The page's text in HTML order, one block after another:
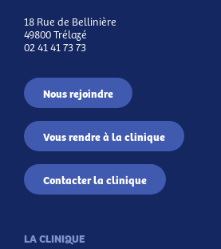
18 Rue de Bellinière
49800 Trélazé
02 41 41 73 73
Nous rejoindre
Vous rendre à la clinique
Contacter la clinique
LA CLINIQUE